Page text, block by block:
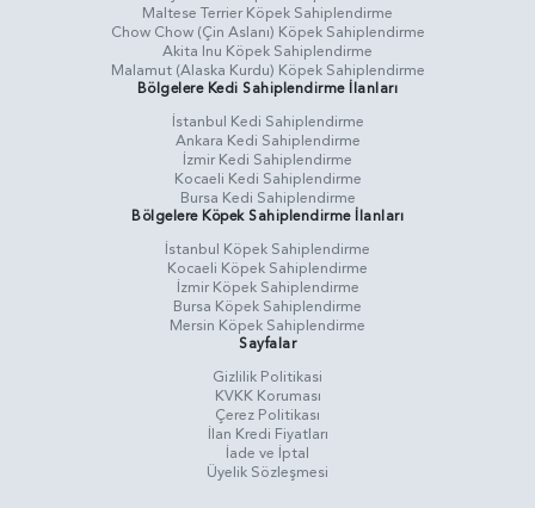
Maltese Terrier Köpek Sahiplendirme
Chow Chow (Çin Aslanı) Köpek Sahiplendirme
Akita Inu Köpek Sahiplendirme
Malamut (Alaska Kurdu) Köpek Sahiplendirme
Bölgelere Kedi Sahiplendirme İlanları
İstanbul Kedi Sahiplendirme
Ankara Kedi Sahiplendirme
İzmir Kedi Sahiplendirme
Kocaeli Kedi Sahiplendirme
Bursa Kedi Sahiplendirme
Bölgelere Köpek Sahiplendirme İlanları
İstanbul Köpek Sahiplendirme
Kocaeli Köpek Sahiplendirme
İzmir Köpek Sahiplendirme
Bursa Köpek Sahiplendirme
Mersin Köpek Sahiplendirme
Sayfalar
Gizlilik Politikasi
KVKK Koruması
Çerez Politikası
İlan Kredi Fiyatları
İade ve İptal
Üyelik Sözleşmesi